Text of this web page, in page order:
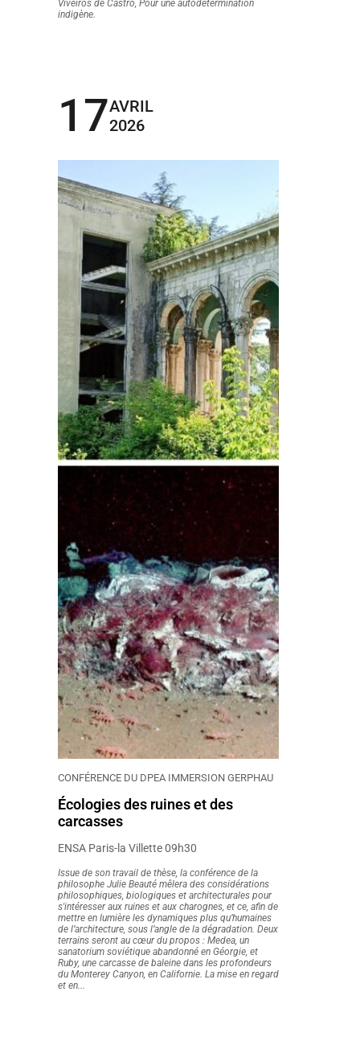
Viveiros de Castro, Pour une autodétermination
indigène.
17AVRIL
2026
CONFÉRENCE DU DPEA IMMERSION GERPHAU
Écologies des ruines et des
carcasses
ENSA Paris-la Villette 09h30
Issue de son travail de thèse, la conférence de la
philosophe Julie Beauté mêlera des considérations
philosophiques, biologiques et architecturales pour
s'intéresser aux ruines et aux charognes, et ce, afin de
mettre en lumière les dynamiques plus qu’humaines
de l’architecture, sous l’angle de la dégradation. Deux
terrains seront au cœur du propos : Medea, un
sanatorium soviétique abandonné en Géorgie, et
Ruby, une carcasse de baleine dans les profondeurs
du Monterey Canyon, en Californie. La mise en regard
et en...